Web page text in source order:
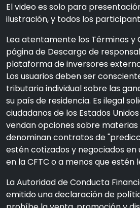
El video es solo para
ilustración, y todos los
Lea atentamente los Términos y
página de Descargo de
plataforma de inversores
Los usuarios deben ser
tributaria individual sobre las
su país de residencia. Es ilegal
ciudadanos de los Estados
vendan opciones sobre materias
denominan contratos de
estén cotizados y negociados
en la CFTC o a menos que
La Autoridad de Conducta
emitido una declaración de